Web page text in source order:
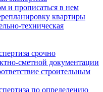
и прописаться в нем
квартиры
техническая
срочно
сметной документации
строительным
по определению